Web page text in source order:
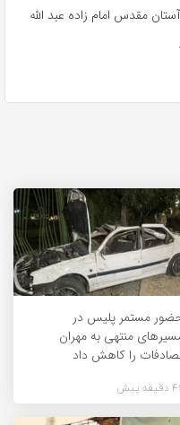
مقدس امام زاده عبد الله
مستمر پلیس در
منتهی به مهران
را کاهش داد
پیش